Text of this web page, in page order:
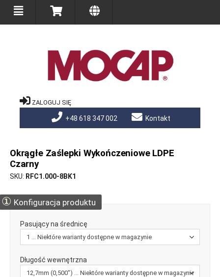
ZALOGUJ SIĘ
+48 618 347 002 Kontakt
Okrągłe Zaślepki Wykończeniowe LDPE
Czarny
SKU RFC1.000-8BK1
① Konfiguracja produktu
Pasujący na średnicę
Długość wewnętrzna